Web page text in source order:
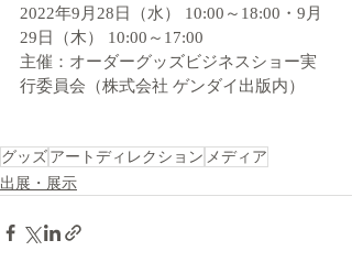
2022年9月28日（水） 10:00～18:00・9月
29日（木） 10:00～17:00
主催：オーダーグッズビジネスショー実
行委員会（株式会社 ゲンダイ出版内）
グッズ アートディレクション メディア
出展・展示